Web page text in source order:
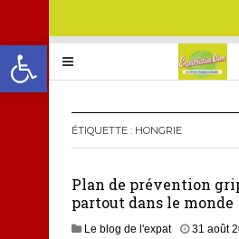
Ouvrir la barre d’outils
ÉTIQUETTE : HONGRIE
Plan de prévention
partout dans le monde
Le blog de l'expat 31 août